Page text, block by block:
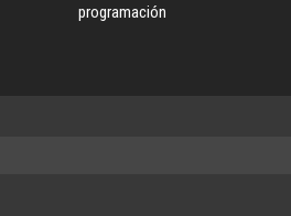
programación